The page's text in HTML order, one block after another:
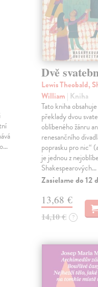
Dvě
Lewis Theobald,
William | Kniha
Tato kniha
překlady dvou
oblíbeného žánru
renesančního
poprasku pro nic“
je jednou z
Shakespearových…
Zasielame do 12
13,68 €
14,10 € ?